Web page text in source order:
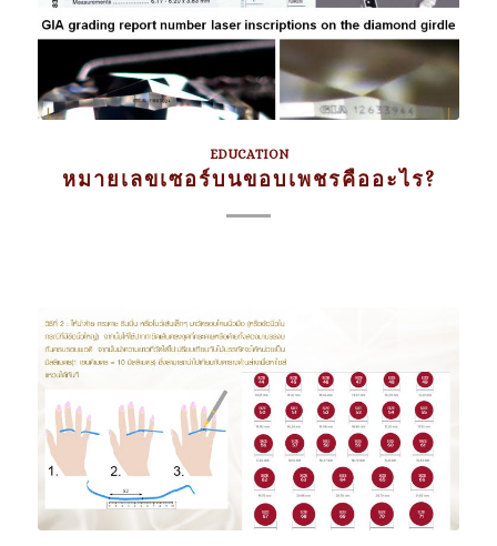
EDUCATION
หมายเลขเซอร์บนขอบเพชรคืออะไร?